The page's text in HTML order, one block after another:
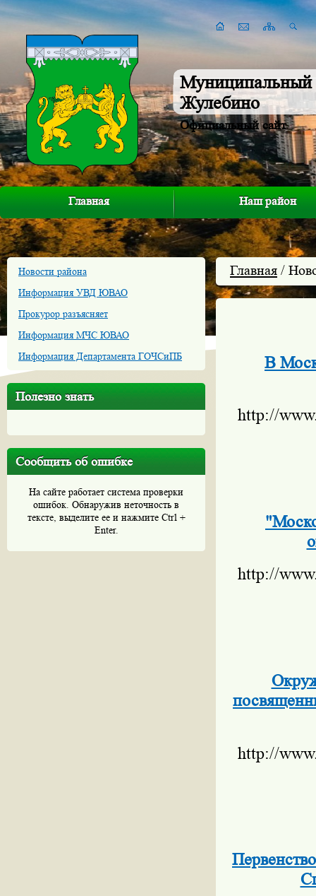
Муниципальный
Жулебино
Официальный сайт
Главная Наш район
Новости района
Информация УВД ЮВАО
Прокурор разъясняет
Информация МЧС ЮВАО
Информация Департамента ГОЧСиПБ
Полезно знать
Сообщить об ошибке
На сайте работает система проверки
ошибок. Обнаружив неточность в
тексте, выделите ее и нажмите Ctrl +
Enter.
Главная /
В
http://
http://
http://